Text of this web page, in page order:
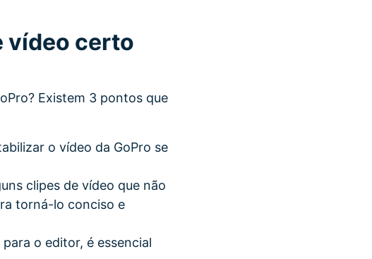
vídeo certo
Existem 3 pontos que
o vídeo da GoPro se
clipes de vídeo que não
torná-lo conciso e
o editor, é essencial